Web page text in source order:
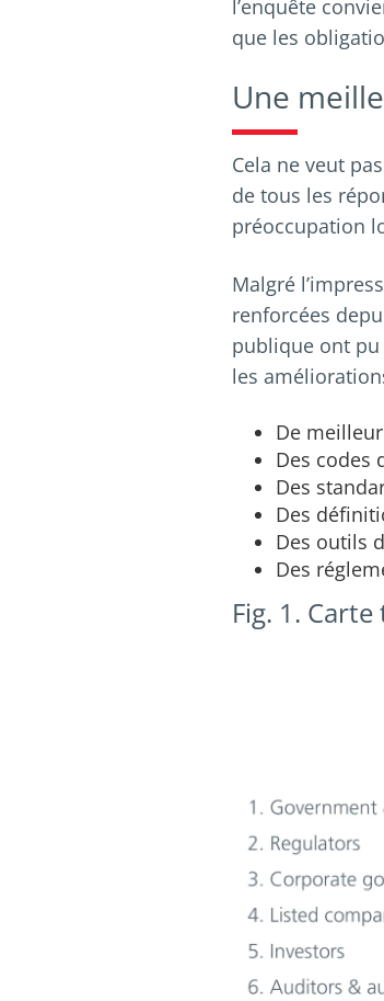
l’enquête
que les
Une
Cela ne veut
de tous les
préoccupation
Malgré
renforcées
publique ont
les
De
Des codes
Des
Des
Des outils
Des
Fig. 1.